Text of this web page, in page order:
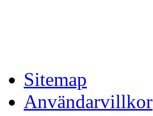
Sitemap
Användarvillkor